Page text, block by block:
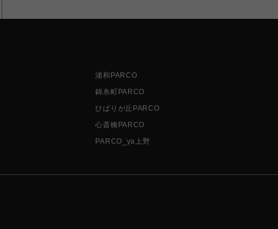
浦和PARCO
錦糸町PARCO
ひばりが丘PARCO
心斎橋PARCO
PARCO_ya上野